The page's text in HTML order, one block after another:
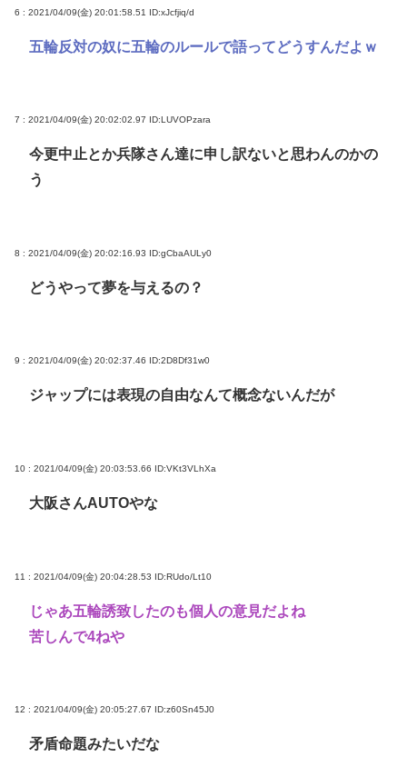
6 : 2021/04/09(金) 20:01:58.51 ID:xJcfjiq/d
五輪反対の奴に五輪のルールで語ってどうすんだよｗ
7 : 2021/04/09(金) 20:02:02.97 ID:LUVOPzara
今更中止とか兵隊さん達に申し訳ないと思わんのかの
う
8 : 2021/04/09(金) 20:02:16.93 ID:gCbaAULy0
どうやって夢を与えるの？
9 : 2021/04/09(金) 20:02:37.46 ID:2D8Df31w0
ジャップには表現の自由なんて概念ないんだが
10 : 2021/04/09(金) 20:03:53.66 ID:VKt3VLhXa
大阪さんAUTOやな
11 : 2021/04/09(金) 20:04:28.53 ID:RUdo/Lt10
じゃあ五輪誘致したのも個人の意見だよね
苦しんで4ねや
12 : 2021/04/09(金) 20:05:27.67 ID:z60Sn45J0
矛盾命題みたいだな